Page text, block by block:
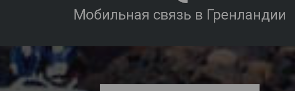
Мобильная связь в Гренландии